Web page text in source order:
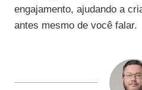
engajamento, ajudando a
antes mesmo de você falar.